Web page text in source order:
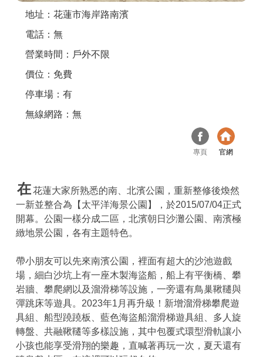
地址：花蓮市海岸路南濱
電話：無
營業時間：戶外不限
價位：免費
停車場：有
無線網路：無
專頁 官網
在花蓮大家所熟悉的南、北濱公園，重新整修後煥然
一新並整合為【太平洋海景公園】，於2015/07/04正式
開幕。公園一樣分成二區，北濱朝日沙灘公園、南濱極
緻地景公園，各有主題特色。
帶小朋友可以先來南濱公園，裡面有超大的沙池遊戲
場，細白沙坑上有一座木製海盜船，船上有平衡橋、攀
岩牆、攀爬網以及溜滑梯等設施，一旁還有鳥巢鞦韆與
彈跳床等遊具。2023年1月再升級！新增溜滑梯攀爬遊
具組、船型蹺蹺板、藍色海盜船溜滑梯遊具組、多人旋
轉盤、共融鞦韆等多樣設施，其中包覆式環型滑軌讓小
小孩也能享受滑翔的樂趣，直喊著再玩一次，夏天還有